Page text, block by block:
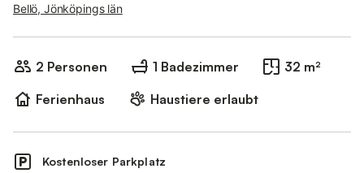
Bellö, Jönköpings län
2 Personen 1 Badezimmer
32 m²
Ferienhaus
Haustiere erlaubt
Kostenloser Parkplatz